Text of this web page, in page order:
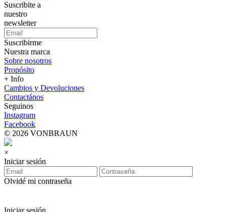
Suscribite a
nuestro
newsletter
Suscribirme
Nuestra marca
Sobre nosotros
Propósito
+ Info
Cambios y Devoluciones
Contactános
Seguinos
Instagram
Facebook
© 2026 VONBRAUN
×
Iniciar sesión
Olvidé mi contraseña
Iniciar sesión